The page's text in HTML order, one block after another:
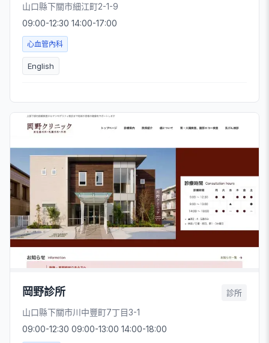
山口縣下關市細江町2-1-9
09:00-12:30 14:00-17:00
心血管內科
English
岡野診所 診所
山口縣下關市川中豐町7丁目3-1
09:00-12:30 09:00-13:00 14:00-18:00